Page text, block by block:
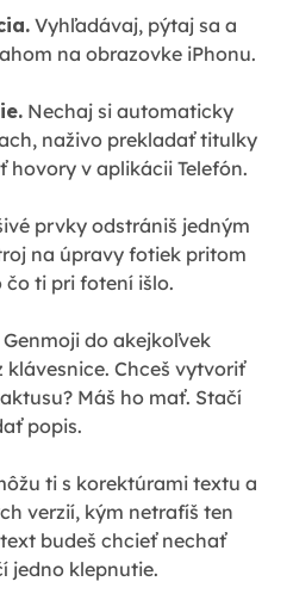
Vyhľadávaj, pýtaj sa a
na obrazovke iPhonu.
Nechaj si automaticky
naživo prekladať titulky
hovory v aplikácii Telefón.
prvky odstrániš jedným
na úpravy fotiek pritom
čo ti pri fotení išlo.
do akejkoľvek
klávesnice. Chceš vytvoriť
Máš ho mať. Stačí
popis.
ti s korektúrami textu a
verzií, kým netrafíš ten
budeš chcieť nechať
jedno klepnutie.